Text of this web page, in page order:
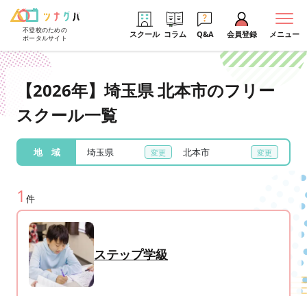
不登校のための
ポータルサイト
スクール コラム Q&A 会員登録 メニュー
【2026年】埼玉県 北本市のフリー
スクール一覧
地 域 埼玉県 北本市
1 件
ステップ学級